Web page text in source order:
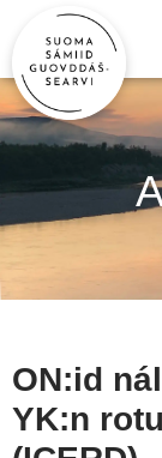
ON:id
YK:n